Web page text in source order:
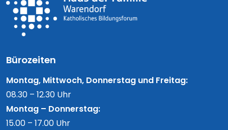
Bürozeiten
Montag, Mittwoch, Donnerstag und Freitag:
08.30 – 12.30 Uhr
Montag – Donnerstag:
15.00 – 17.00 Uhr